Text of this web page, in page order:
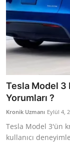
Tesla Model 3
Yorumları ?
Kronik Uzmanı Eylül 4,
Tesla Model 3'ün
kullanıcı